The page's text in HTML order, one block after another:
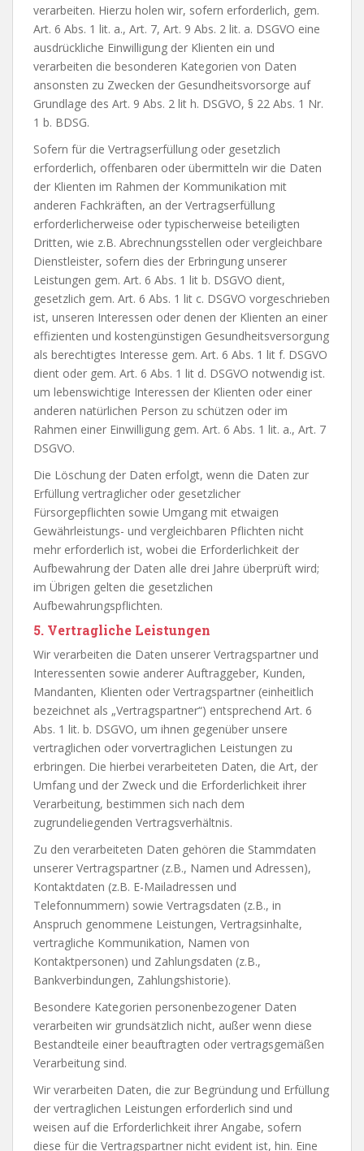
verarbeiten. Hierzu holen wir, sofern erforderlich, gem.
Art. 6 Abs. 1 lit. a., Art. 7, Art. 9 Abs. 2 lit. a. DSGVO eine
ausdrückliche Einwilligung der Klienten ein und
verarbeiten die besonderen Kategorien von Daten
ansonsten zu Zwecken der Gesundheitsvorsorge auf
Grundlage des Art. 9 Abs. 2 lit h. DSGVO, § 22 Abs. 1 Nr.
1 b. BDSG.
Sofern für die Vertragserfüllung oder gesetzlich
erforderlich, offenbaren oder übermitteln wir die Daten
der Klienten im Rahmen der Kommunikation mit
anderen Fachkräften, an der Vertragserfüllung
erforderlicherweise oder typischerweise beteiligten
Dritten, wie z.B. Abrechnungsstellen oder vergleichbare
Dienstleister, sofern dies der Erbringung unserer
Leistungen gem. Art. 6 Abs. 1 lit b. DSGVO dient,
gesetzlich gem. Art. 6 Abs. 1 lit c. DSGVO vorgeschrieben
ist, unseren Interessen oder denen der Klienten an einer
effizienten und kostengünstigen Gesundheitsversorgung
als berechtigtes Interesse gem. Art. 6 Abs. 1 lit f. DSGVO
dient oder gem. Art. 6 Abs. 1 lit d. DSGVO notwendig ist.
um lebenswichtige Interessen der Klienten oder einer
anderen natürlichen Person zu schützen oder im
Rahmen einer Einwilligung gem. Art. 6 Abs. 1 lit. a., Art. 7
DSGVO.
Die Löschung der Daten erfolgt, wenn die Daten zur
Erfüllung vertraglicher oder gesetzlicher
Fürsorgepflichten sowie Umgang mit etwaigen
Gewährleistungs- und vergleichbaren Pflichten nicht
mehr erforderlich ist, wobei die Erforderlichkeit der
Aufbewahrung der Daten alle drei Jahre überprüft wird;
im Übrigen gelten die gesetzlichen
Aufbewahrungspflichten.
5. Vertragliche Leistungen
Wir verarbeiten die Daten unserer Vertragspartner und
Interessenten sowie anderer Auftraggeber, Kunden,
Mandanten, Klienten oder Vertragspartner (einheitlich
bezeichnet als „Vertragspartner“) entsprechend Art. 6
Abs. 1 lit. b. DSGVO, um ihnen gegenüber unsere
vertraglichen oder vorvertraglichen Leistungen zu
erbringen. Die hierbei verarbeiteten Daten, die Art, der
Umfang und der Zweck und die Erforderlichkeit ihrer
Verarbeitung, bestimmen sich nach dem
zugrundeliegenden Vertragsverhältnis.
Zu den verarbeiteten Daten gehören die Stammdaten
unserer Vertragspartner (z.B., Namen und Adressen),
Kontaktdaten (z.B. E-Mailadressen und
Telefonnummern) sowie Vertragsdaten (z.B., in
Anspruch genommene Leistungen, Vertragsinhalte,
vertragliche Kommunikation, Namen von
Kontaktpersonen) und Zahlungsdaten (z.B.,
Bankverbindungen, Zahlungshistorie).
Besondere Kategorien personenbezogener Daten
verarbeiten wir grundsätzlich nicht, außer wenn diese
Bestandteile einer beauftragten oder vertragsgemäßen
Verarbeitung sind.
Wir verarbeiten Daten, die zur Begründung und Erfüllung
der vertraglichen Leistungen erforderlich sind und
weisen auf die Erforderlichkeit ihrer Angabe, sofern
diese für die Vertragspartner nicht evident ist, hin. Eine